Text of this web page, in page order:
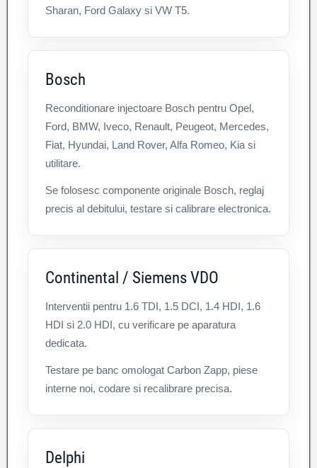
Sharan, Ford Galaxy si VW T5.
Bosch
Reconditionare injectoare Bosch pentru Opel,
Ford, BMW, Iveco, Renault, Peugeot, Mercedes,
Fiat, Hyundai, Land Rover, Alfa Romeo, Kia si
utilitare.
Se folosesc componente originale Bosch, reglaj
precis al debitului, testare si calibrare electronica.
Continental / Siemens VDO
Interventii pentru 1.6 TDI, 1.5 DCI, 1.4 HDI, 1.6
HDI si 2.0 HDI, cu verificare pe aparatura
dedicata.
Testare pe banc omologat Carbon Zapp, piese
interne noi, codare si recalibrare precisa.
Delphi